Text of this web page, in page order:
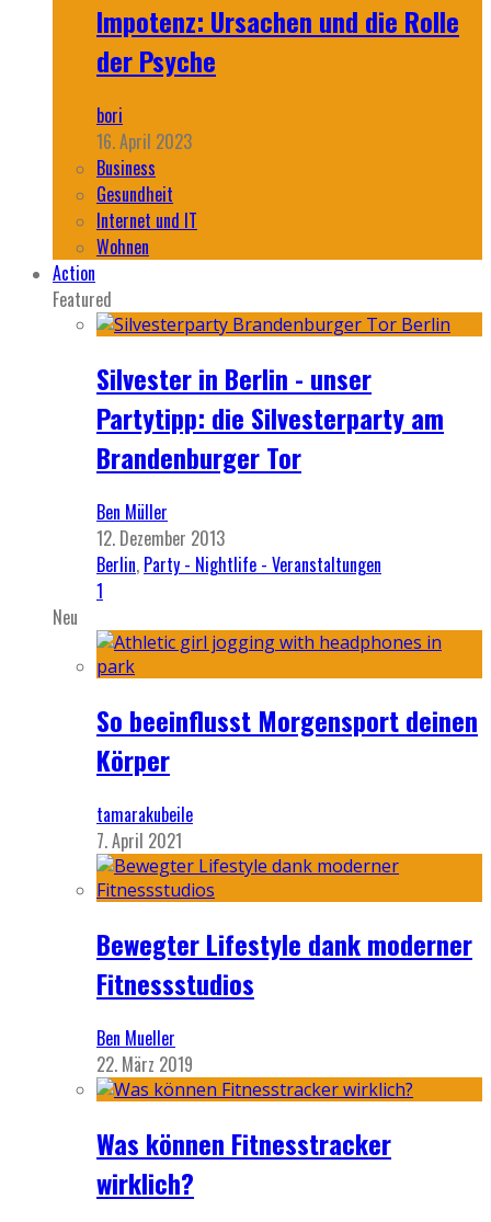
Impotenz: Ursachen und die Rolle
der Psyche
bori
16. April 2023
Business
Gesundheit
Internet und IT
Wohnen
Action
Featured
Silvester in Berlin - unser
Partytipp: die Silvesterparty am
Brandenburger Tor
Ben Müller
12. Dezember 2013
Berlin, Party - Nightlife - Veranstaltungen
1
Neu
So beeinflusst Morgensport deinen
Körper
tamarakubeile
7. April 2021
Bewegter Lifestyle dank moderner
Fitnessstudios
Ben Mueller
22. März 2019
Was können Fitnesstracker
wirklich?